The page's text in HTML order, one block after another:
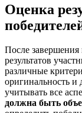
Оценка
После завершения
результатов
различные
оригинальность
учитывать все
должна быть